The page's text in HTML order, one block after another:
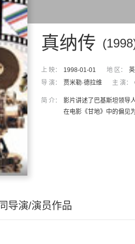
真纳传
上 映： 1998-01-01 地 区：
导 演：
贾米勒·德拉维 主 演：
简 介：
影片讲述了巴基斯坦领导
在电影《甘地》中的偏见
同导演/演员作品